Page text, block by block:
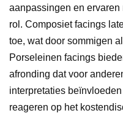
aanpassingen en
rol. Composiet facings
toe, wat door sommigen
Porseleinen facings
afronding dat voor
interpretaties
reageren op het